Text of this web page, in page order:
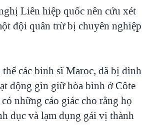
Liên hiệp quốc nên cứu xét
đội quân trừ bị chuyên nghiệp
các binh sĩ Maroc, đã bị đình
động gìn giữ hòa bình ở Côte
những cáo giác cho rằng họ
dục và lạm dụng gái vị thành